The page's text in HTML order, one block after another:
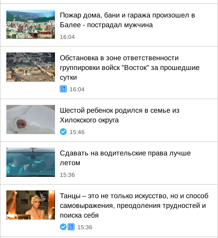
Пожар дома, бани и гаража произошел в
Балее - пострадал мужчина
16:04
Обстановка в зоне ответственности
группировки войск "Восток" за прошедшие
сутки
16:04
Шестой ребенок родился в семье из
Хилокского округа
15:46
Сдавать на водительские права лучше
летом
15:36
Танцы – это не только искусство, но и способ
самовыражения, преодоления трудностей и
поиска себя
15:36